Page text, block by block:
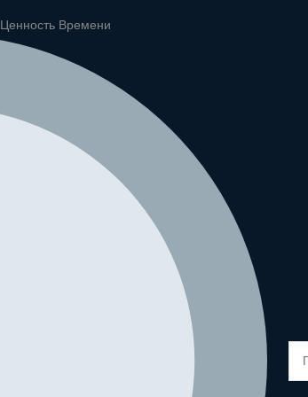
Ценность Времени